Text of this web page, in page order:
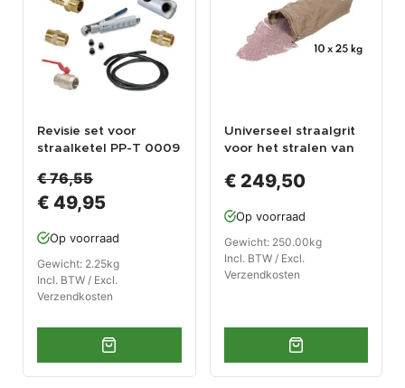
Revisie set voor
straalketel PP-T 0009
straalketel
onderdelen.
€ 76,55
€ 49,95
Op voorraad
Gewicht: 2.25kg
Incl. BTW / Excl.
Verzendkosten
Universeel straalgrit
voor het stralen van
éénmalig straalmiddel
€ 249,50
Op voorraad
Gewicht: 250.00kg
Incl. BTW / Excl.
Verzendkosten